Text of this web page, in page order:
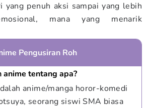
yang penuh aksi sampai yang lebih
mana yang menarik
Pengusiran Roh
anime tentang apa?
anime/manga horor-komedi
seorang siswi SMA biasa